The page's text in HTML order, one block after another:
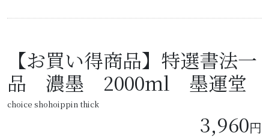
【お買い得商品】特選書法一
品 濃墨 2000ml 墨運堂
choice shohoippin thick
3,960円